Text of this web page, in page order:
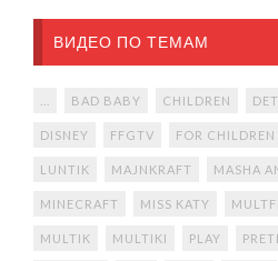
ВИДЕО ПО ТЕМАМ
BAD BABY CHILDREN
DISNEY FFGTV FOR CHILDREN
LUNTIK MAJNKRAFT MASHA
MINECRAFT MISS KATY
MULTIK MULTIKI PLAY